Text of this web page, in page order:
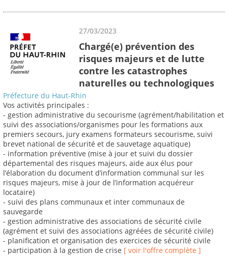
27/03/2023
Chargé(e) prévention des
risques majeurs et de lutte
contre les catastrophes
naturelles ou technologiques
Préfecture du Haut-Rhin
Vos activités principales :
- gestion administrative du secourisme (agrément/habilitation et
suivi des associations/organismes pour les formations aux
premiers secours, jury examens formateurs secourisme, suivi
brevet national de sécurité et de sauvetage aquatique)
- information préventive (mise à jour et suivi du dossier
départemental des risques majeurs, aide aux élus pour
l’élaboration du document d’information communal sur les
risques majeurs, mise à jour de l’information acquéreur
locataire)
- suivi des plans communaux et inter communaux de
sauvegarde
- gestion administrative des associations de sécurité civile
(agrément et suivi des associations agréées de sécurité civile)
- planification et organisation des exercices de sécurité civile
- participation à la gestion de crise [ voir l'offre complète ]